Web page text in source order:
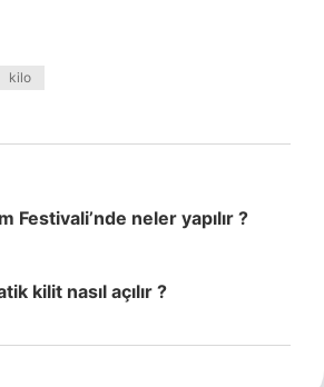
kilo
Festivali’nde neler yapılır ?
kilit nasıl açılır ?